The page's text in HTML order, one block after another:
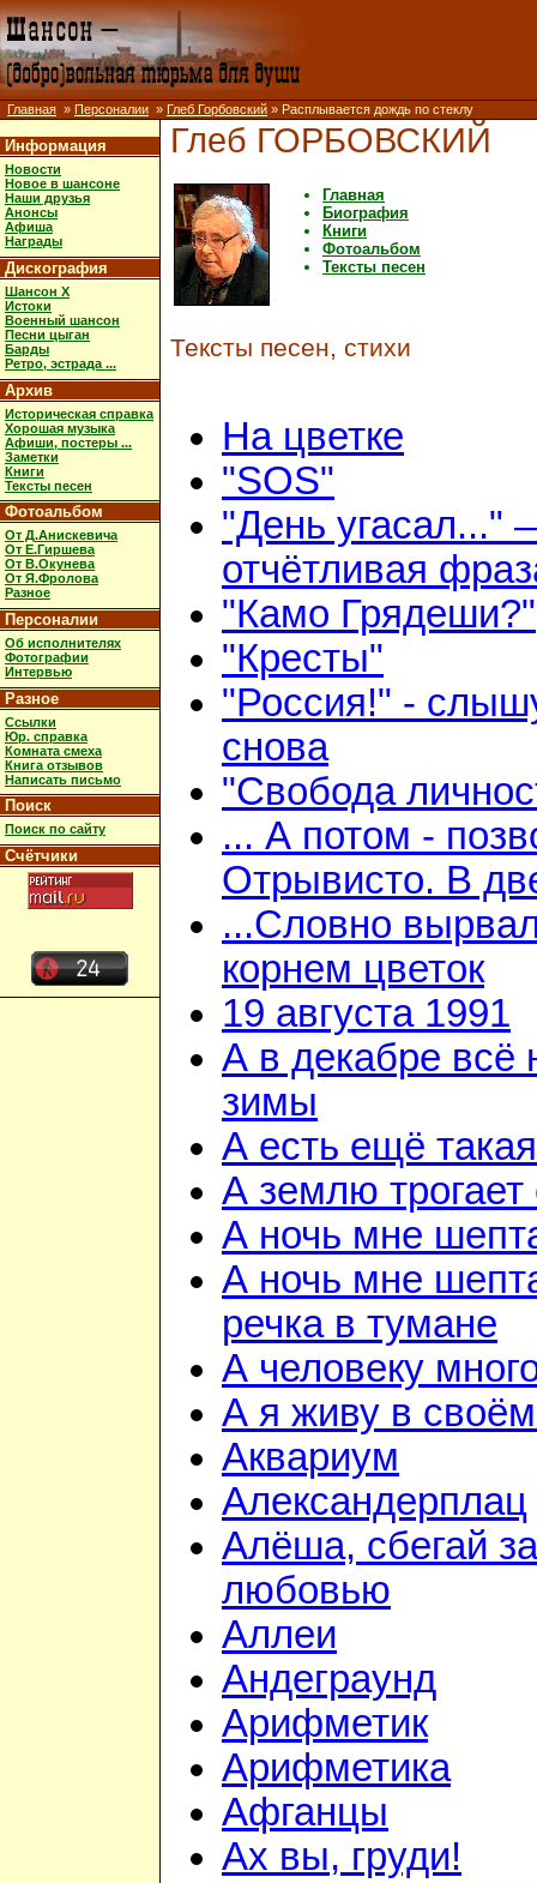
Главная » Персоналии » Глеб Горбовский » Расплывается дождь по стеклу
Информация
Новости
Новое в шансоне
Наши друзья
Анонсы
Афиша
Награды
Дискография
Шансон X
Истоки
Военный шансон
Песни цыган
Барды
Ретро, эстрада ...
Архив
Историческая справка
Хорошая музыка
Афиши, постеры ...
Заметки
Книги
Тексты песен
Фотоальбом
От Д.Анискевича
От Е.Гиршева
От В.Окунева
От Я.Фролова
Разное
Персоналии
Об исполнителях
Фотографии
Интервью
Разное
Ссылки
Юр. справка
Комната смеха
Книга отзывов
Написать письмо
Поиск
Поиск по сайту
Счётчики
Глеб ГОРБОВСКИЙ
Главная
Биография
Книги
Фотоальбом
Тексты песен
Тексты песен, стихи
На цветке
"SOS"
"День угасал..."
отчётливая
"Камо Грядеши?"
"Кресты"
"Россия!" -
снова
"Свобода
... А потом -
Отрывисто. В
...Словно
корнем цветок
19 августа 1991
А в декабре всё
зимы
А есть ещё
А землю трогает
А ночь мне
А ночь мне
речка в тумане
А человеку
А я живу в своём
Аквариум
Александерплац
Алёша, сбегай за
любовью
Аллеи
Андеграунд
Арифметик
Арифметика
Афганцы
Ах вы, груди!